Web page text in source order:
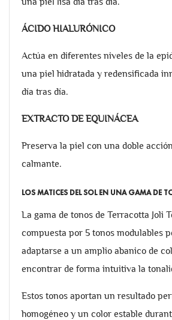
ÁCIDO HIALURÓNICO
Actúa en diferentes niveles de la
una piel hidratada y redensificada
día tras día.
EXTRACTO DE EQUINÁCEA
Preserva la piel con una doble
calmante.
LOS MATICES DEL SOL EN UNA GAMA DE
La gama de tonos de Terracotta Joli
compuesta por 5 tonos modulables
adaptarse a un amplio abanico de
encontrar de forma intuitiva la
Estos tonos aportan un resultado
homogéneo y un color estable